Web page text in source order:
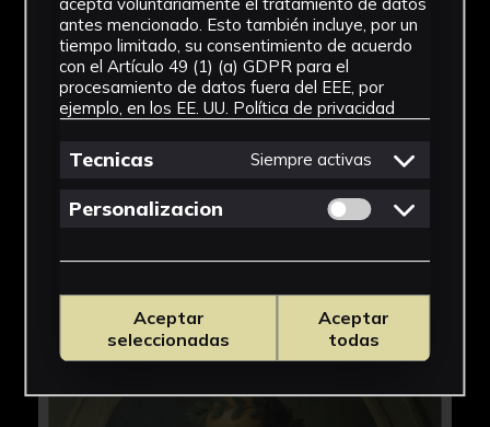
desarrollo de la lírica española.
antes mencionado. Esto también incluye, por un
tiempo limitado, su consentimiento de acuerdo
con el Artículo 49 (1) (a) GDPR para el
procesamiento de datos fuera del EEE, por
ejemplo, en los EE. UU. Política de privacidad
Tecnicas Siempre activas
Personalizacion Permitir cookies
Aceptar
seleccionadas
Aceptar
todas